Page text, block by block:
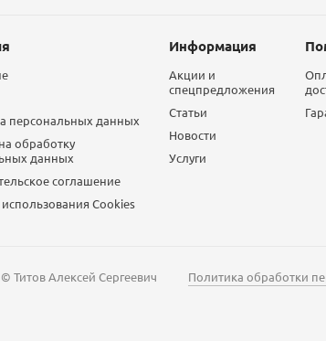
персональных данных
обработку
данных
соглашение
Сookies
Информация
Акции и
спецпредложения
Статьи
Новости
Услуги
Титов Алексей Сергеевич Политика обработки